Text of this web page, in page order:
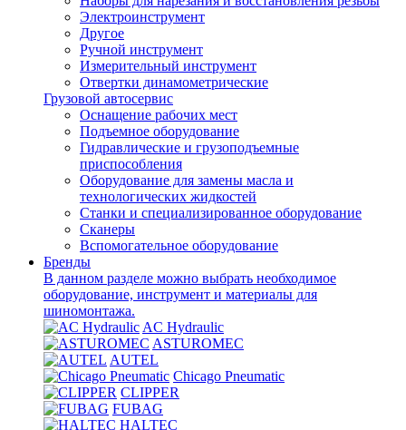
Электроинструмент
Другое
Ручной инструмент
Измерительный инструмент
Отвертки динамометрические
Грузовой автосервис
Оснащение рабочих мест
Подъемное оборудование
Гидравлические и грузоподъемные
приспособления
Оборудование для замены масла и
технологических жидкостей
Станки и специализированное оборудование
Сканеры
Вспомогательное оборудование
Бренды
В данном разделе можно выбрать необходимое
оборудование, инструмент и материалы для
шиномонтажа.
AC Hydraulic
ASTUROMEC
AUTEL
Chicago Pneumatic
CLIPPER
FUBAG
HALTEC